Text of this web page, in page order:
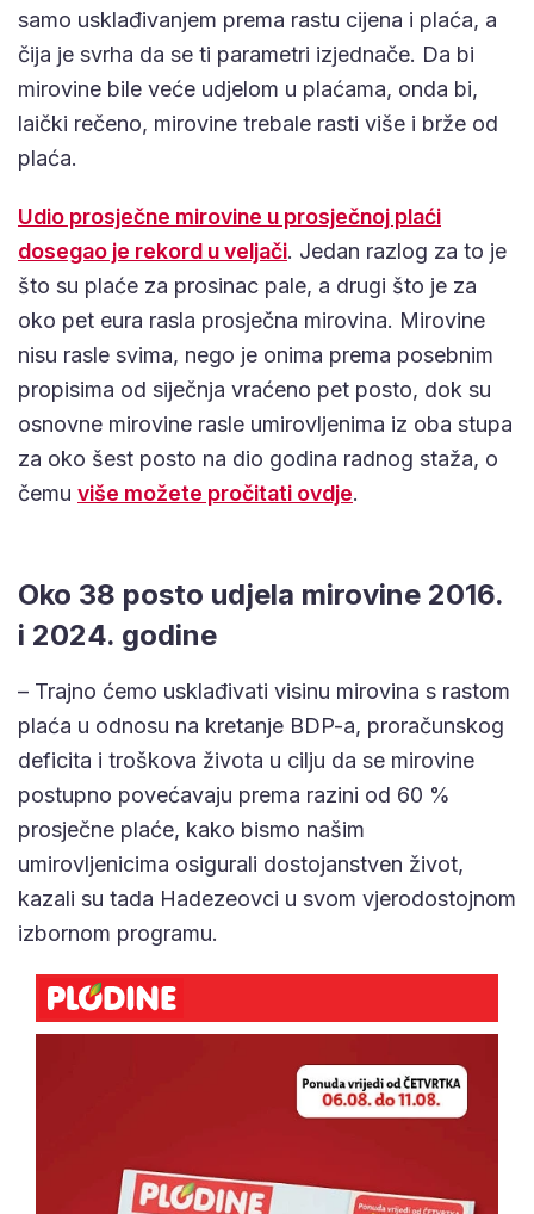
samo usklađivanjem prema rastu cijena i plaća, a
čija je svrha da se ti parametri izjednače. Da bi
mirovine bile veće udjelom u plaćama, onda bi,
laički rečeno, mirovine trebale rasti više i brže od
plaća.
Udio prosječne mirovine u prosječnoj plaći
dosegao je rekord u veljači. Jedan razlog za to je
što su plaće za prosinac pale, a drugi što je za
oko pet eura rasla prosječna mirovina. Mirovine
nisu rasle svima, nego je onima prema posebnim
propisima od siječnja vraćeno pet posto, dok su
osnovne mirovine rasle umirovljenima iz oba stupa
za oko šest posto na dio godina radnog staža, o
čemu više možete pročitati ovdje.
Oko 38 posto udjela mirovine 2016.
i 2024. godine
– Trajno ćemo usklađivati visinu mirovina s rastom
plaća u odnosu na kretanje BDP-a, proračunskog
deficita i troškova života u cilju da se mirovine
postupno povećavaju prema razini od 60 %
prosječne plaće, kako bismo našim
umirovljenicima osigurali dostojanstven život,
kazali su tada Hadezeovci u svom vjerodostojnom
izbornom programu.